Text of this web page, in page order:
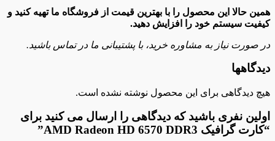
همین حالا این محصول را با بهترین قیمت از فروشگاه ما تهیه کنید و
کیفیت سیستم خود را افزایش دهید.
در صورت نیاز به مشاوره خرید، با پشتیبانی ما در تماس باشید.
دیدگاهها
هیچ دیدگاهی برای این محصول نوشته نشده است.
اولین نفری باشید که دیدگاهی را ارسال می کنید برای
“کارت گرافیک AMD Radeon HD 6570 DDR3”